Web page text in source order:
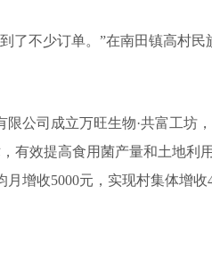
了不少订单。”在南田镇高村民
公司成立万旺生物·共富工坊
有效提高食用菌产量和土地利用
增收5000元，实现村集体增收